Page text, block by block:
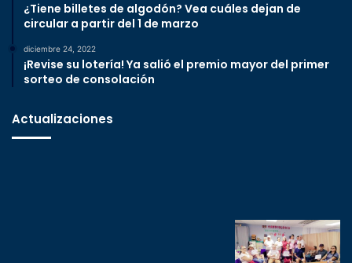
¿Tiene billetes de algodón? Vea cuáles dejan de
circular a partir del 1 de marzo
diciembre 24, 2022
¡Revise su lotería! Ya salió el premio mayor del primer
sorteo de consolación
Actualizaciones